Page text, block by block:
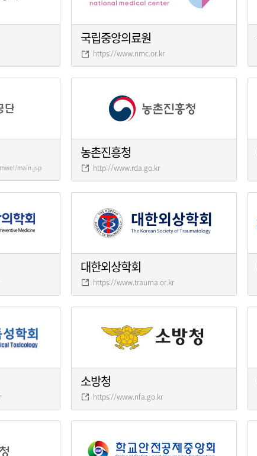
국립중앙의료원
https://www.nmc.or.kr
main.jsp
농촌진흥청
http://www.rda.go.kr
대한외상학회
https://www.trauma.or.kr
소방청
https://www.nfa.go.kr